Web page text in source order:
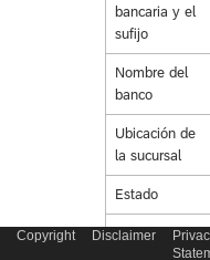
bancaria y el
sufijo
Nombre del
banco
Ubicación de
la sucursal
Estado
Activo
Copyright Disclaimer